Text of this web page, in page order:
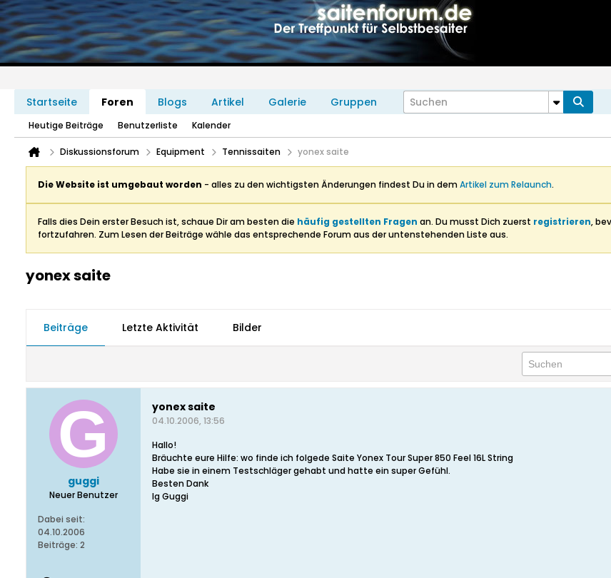
Startseite Foren Blogs Artikel Galerie Gruppen
Heutige Beiträge Benutzerliste Kalender
Diskussionsforum Equipment Tennissaiten yonex saite
Die Website ist umgebaut worden - alles zu den wichtigsten Änderungen findest Du in demArtikel zum Relaunch.
Falls dies Dein erster Besuch ist, schaue Dir am besten die häufig gestellten Fragen an. Du musst Dich zuerst registrieren,
fortzufahren. Zum Lesen der Beiträge wähle das entsprechende Forum aus der untenstehenden Liste aus.
yonex saite
Beiträge Letzte Aktivität Bilder
guggi
Neuer Benutzer
Dabei seit:
04.10.2006
Beiträge: 2
yonex saite
04.10.2006, 13:56
Hallo!
Bräuchte eure Hilfe: wo finde ich folgede Saite Yonex Tour Super 850 Feel 16L String
Habe sie in einem Testschläger gehabt und hatte ein super Gefühl.
Besten Dank
lg Guggi